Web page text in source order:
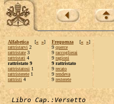
Alfabetica [« »]
rattristarvi 2
rattristate 3
rattristati 4
rattristato 9
rattristatosi 1
rattristerete 1
rattristi 4
Frequenza [« »]
9 querce
9 raccoglierai
9 ragioni
9 rattristato
9 recato
9 rendeva
9 resterete
Libro Cap.:Versetto